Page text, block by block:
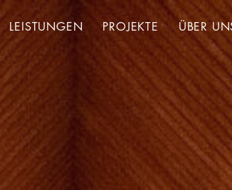
LEISTUNGEN PROJEKTE ÜBER